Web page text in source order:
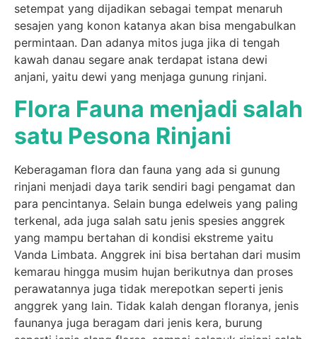
setempat yang dijadikan sebagai tempat menaruh
sesajen yang konon katanya akan bisa mengabulkan
permintaan. Dan adanya mitos juga jika di tengah
kawah danau segare anak terdapat istana dewi
anjani, yaitu dewi yang menjaga gunung rinjani.
Flora Fauna menjadi salah
satu Pesona Rinjani
Keberagaman flora dan fauna yang ada si gunung
rinjani menjadi daya tarik sendiri bagi pengamat dan
para pencintanya. Selain bunga edelweis yang paling
terkenal, ada juga salah satu jenis spesies anggrek
yang mampu bertahan di kondisi ekstreme yaitu
Vanda Limbata. Anggrek ini bisa bertahan dari musim
kemarau hingga musim hujan berikutnya dan proses
perawatannya juga tidak merepotkan seperti jenis
anggrek yang lain. Tidak kalah dengan floranya, jenis
faunanya juga beragam dari jenis kera, burung